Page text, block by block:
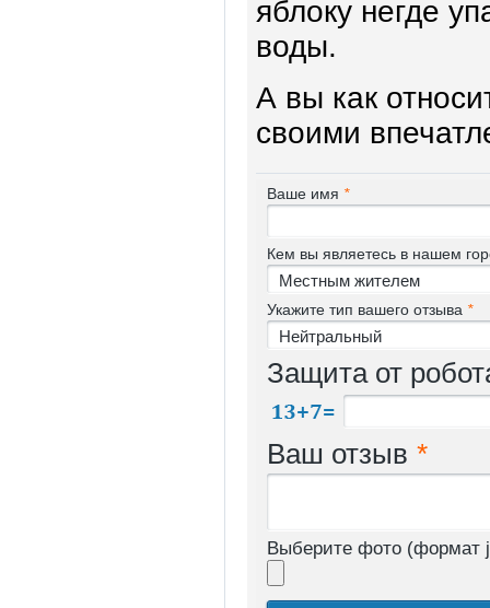
яблоку негде
воды.
А вы как
своими
Ваше имя *
Кем вы являетесь в нашем
Укажите тип вашего отзыва *
Защита от
Ваш отзыв *
Выберите фото (формат